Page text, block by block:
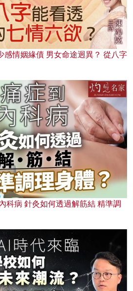
感情姻緣債 男女命途迥異？ 從八字
科病 針灸如何透過解筋結 精準調